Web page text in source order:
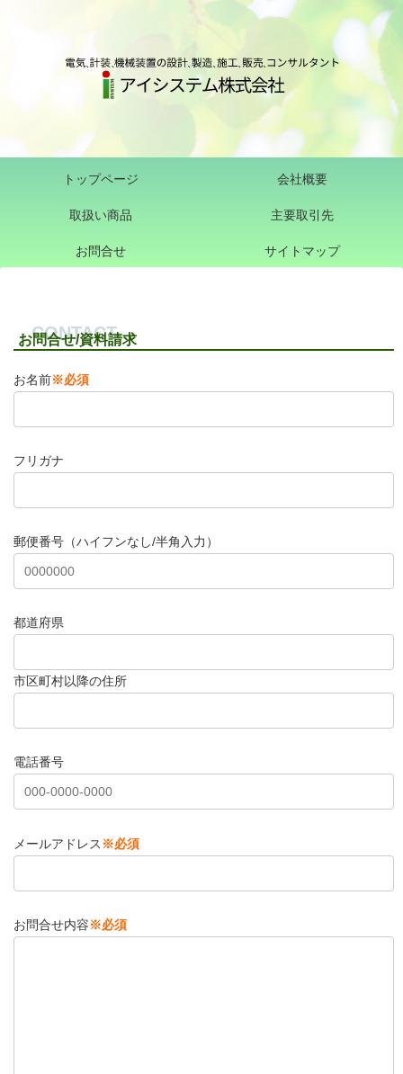
トップページ 会社概要
取扱い商品 主要取引先
お問合せ サイトマップ
お問合せ/資料請求
お名前※必須
フリガナ
郵便番号（ハイフンなし/半角入力）
都道府県
市区町村以降の住所
電話番号
メールアドレス ※必須
お問合せ内容※必須